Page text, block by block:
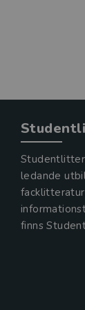
ledande
finns